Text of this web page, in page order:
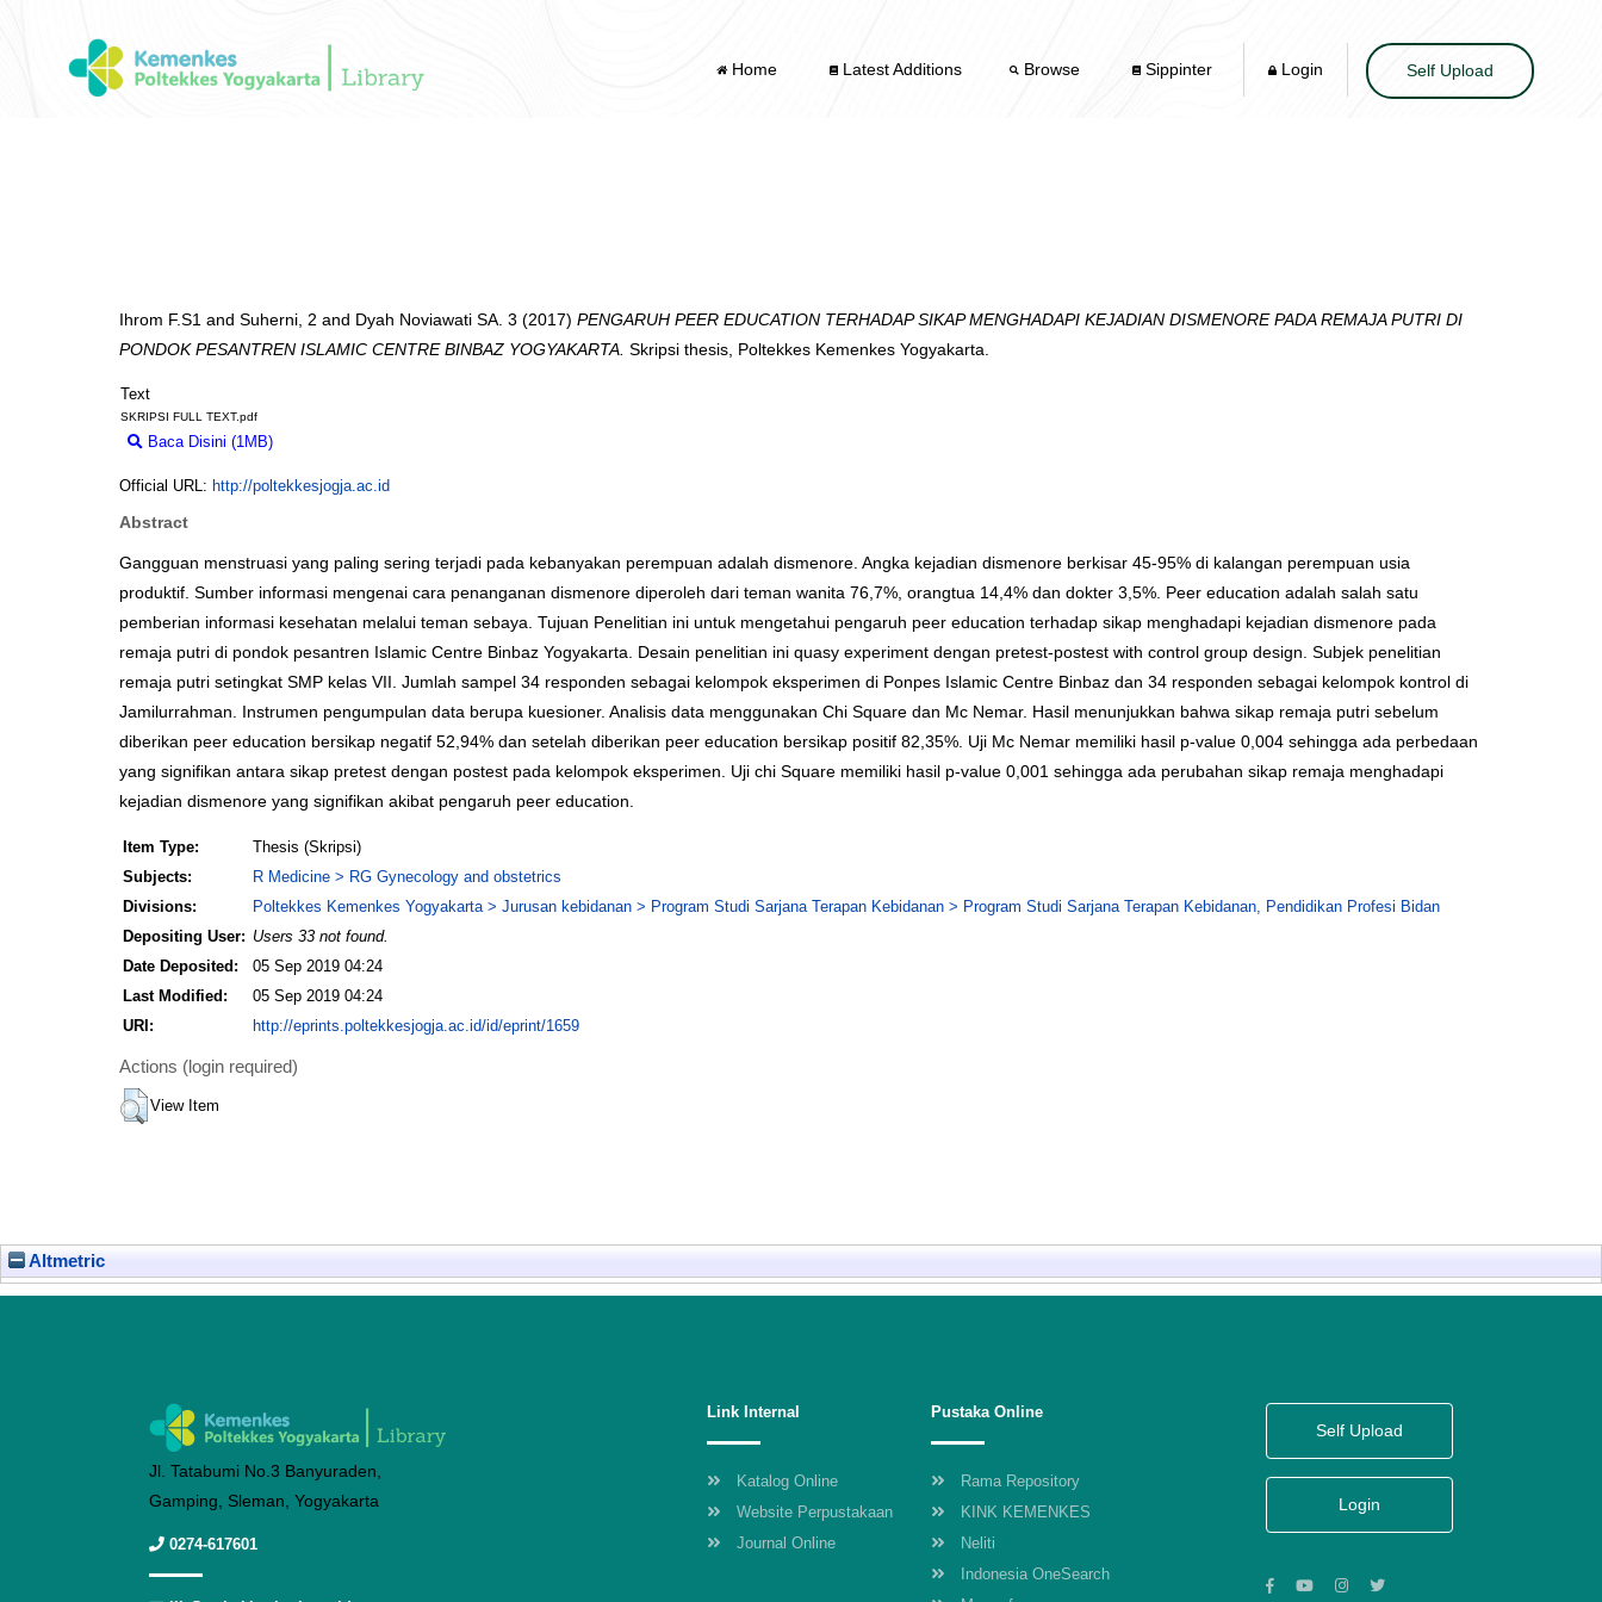
Home Latest Additions Browse Sippinter Login Self Upload
Ihrom F.S1 and Suherni, 2 and Dyah Noviawati SA. 3 (2017) PENGARUH PEER EDUCATION TERHADAP SIKAP MENGHADAPI KEJADIAN DISMENORE PADA REMAJA PUTRI DI
PONDOK PESANTREN ISLAMIC CENTRE BINBAZ YOGYAKARTA. Skripsi thesis, Poltekkes Kemenkes Yogyakarta.
Text
SKRIPSI FULL TEXT.pdf
Baca Disini (1MB)
Official URL: http://poltekkesjogja.ac.id
Abstract
Gangguan menstruasi yang paling sering terjadi pada kebanyakan perempuan adalah dismenore. Angka kejadian dismenore berkisar 45-95% di kalangan perempuan usia
produktif. Sumber informasi mengenai cara penanganan dismenore diperoleh dari teman wanita 76,7%, orangtua 14,4% dan dokter 3,5%. Peer education adalah salah satu
pemberian informasi kesehatan melalui teman sebaya. Tujuan Penelitian ini untuk mengetahui pengaruh peer education terhadap sikap menghadapi kejadian dismenore pada
remaja putri di pondok pesantren Islamic Centre Binbaz Yogyakarta. Desain penelitian ini quasy experiment dengan pretest-postest with control group design. Subjek penelitian
remaja putri setingkat SMP kelas VII. Jumlah sampel 34 responden sebagai kelompok eksperimen di Ponpes Islamic Centre Binbaz dan 34 responden sebagai kelompok kontrol di
Jamilurrahman. Instrumen pengumpulan data berupa kuesioner. Analisis data menggunakan Chi Square dan Mc Nemar. Hasil menunjukkan bahwa sikap remaja putri sebelum
diberikan peer education bersikap negatif 52,94% dan setelah diberikan peer education bersikap positif 82,35%. Uji Mc Nemar memiliki hasil p-value 0,004 sehingga ada perbedaan
yang signifikan antara sikap pretest dengan postest pada kelompok eksperimen. Uji chi Square memiliki hasil p-value 0,001 sehingga ada perubahan sikap remaja menghadapi
kejadian dismenore yang signifikan akibat pengaruh peer education.
Item Type:
Thesis (Skripsi)
Subjects:
R Medicine > RG Gynecology and obstetrics
Divisions:
Poltekkes Kemenkes Yogyakarta > Jurusan kebidanan > Program Studi Sarjana Terapan Kebidanan > Program Studi Sarjana Terapan Kebidanan, Pendidikan Profesi Bidan
Depositing User: Users 33 not found.
Date Deposited:
05 Sep 2019 04:24
Last Modified:
05 Sep 2019 04:24
URI:
http://eprints.poltekkesjogja.ac.id/id/eprint/1659
Actions (login required)
View Item
Altmetric
Jl. Tatabumi No.3 Banyuraden,
Gamping, Sleman, Yogyakarta
0274-617601
Link Internal
Katalog Online
Website Perpustakaan
Journal Online
Pustaka Online
Rama Repository
KINK KEMENKES
Neliti
Indonesia OneSearch
Self Upload
Login